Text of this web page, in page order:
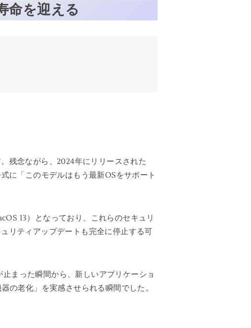
を迎える
残念ながら、2024年にリリースされた
に「このモデルはもう最新OSをサポート
13）となっており、これらのセキュリ
リティアップデートも完全に停止する可
まった瞬間から、新しいアプリケーショ
の老化」を実感させられる瞬間でした。